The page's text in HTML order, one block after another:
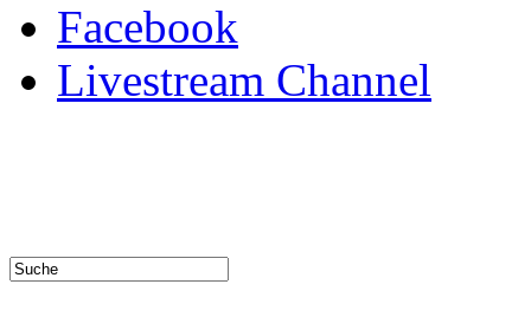
Facebook
Livestream Channel